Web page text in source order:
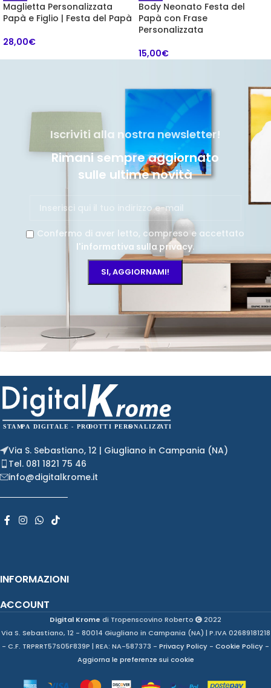
Maglietta Personalizzata
Papà e Figlio | Festa del Papà
28,00€
Body Neonato Festa del
Papà con Frase
Personalizzata
15,00€
Iscriviti alla nostra newsletter!
Rimani sempre aggiornato
sulle ultime novità
Confermo di aver letto, compreso e accettato
l'informativa sulla privacy.
Via S. Sebastiano, 12 | Giugliano in Campania (NA)
Tel. 081 1821 75 46
info@digitalkrome.it
INFORMAZIONI
ACCOUNT
Digital Krome di Tropenscovino Roberto
2022
Via S. Sebastiano, 12 - 80014 Giugliano in Campania (NA) | P.IVA 02689181218
- C.F. TRPRRT57S05F839P | REA: NA-587373 - Privacy Policy - Cookie Policy -
Aggiorna le preferenze sui cookie